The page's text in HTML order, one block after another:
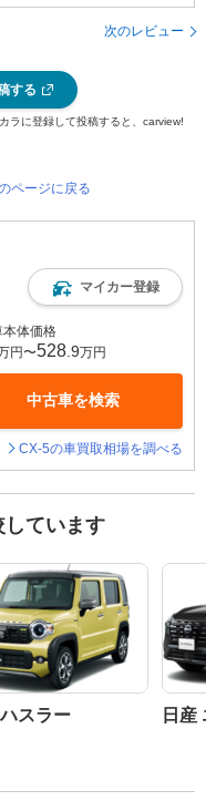
次のレビュー
する
ラに登録して投稿すると、carview!
ページに戻る
マイカー登録
本体価格
円〜528 .9万円
中古車を検索
CX-5の車買取相場を調べる
ています
スラー 日産